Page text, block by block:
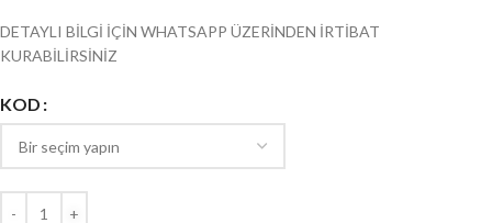
DETAYLI BİLGİ İÇİN WHATSAPP ÜZERİNDEN İRTİBAT
KURABİLİRSİNİZ
KOD